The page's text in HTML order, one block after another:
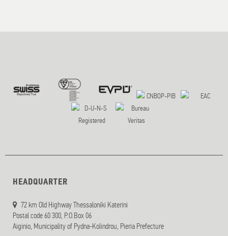
HEADQUARTER
72 km Old Highway Thessaloniki Katerini
Postal code 60 300, P.O.Box 06
Aiginio, Municipality of Pydna-Kolindrou, Pieria Prefecture